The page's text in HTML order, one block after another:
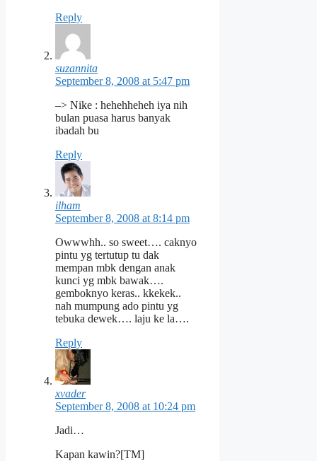
Reply
suzannita
September 8, 2008 at 5:47 pm
–> Nike : hehehheheh iya nih
bulan puasa harus banyak
ibadah bu
Reply
ilham
September 8, 2008 at 8:14 pm
Owwwhh.. so sweet…. caknyo
pintu yg tertutup tu dak
mempan mbk dengan anak
kunci yg mbk bawak….
gemboknyo keras.. kkekek..
nah mumpung ado pintu yg
tebuka dewek…. laju ke la….
Reply
xvader
September 8, 2008 at 10:24 pm
Jadi…
Kapan kawin?[TM]